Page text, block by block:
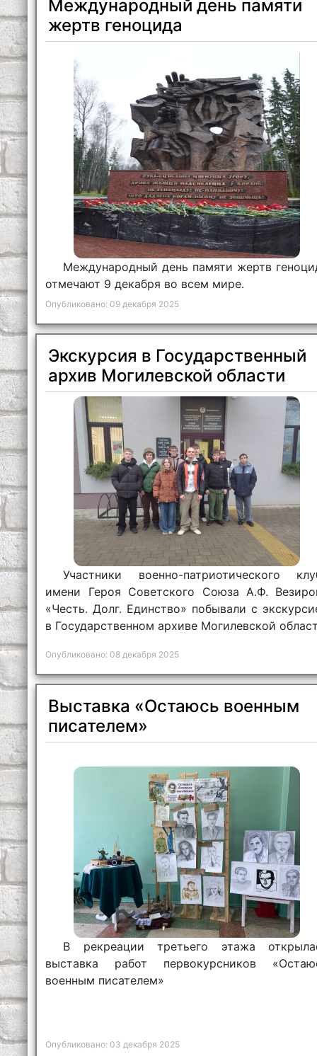
Международный день памяти
жертв геноцида
Международный день памяти жертв
отмечают 9 декабря во всем мире.
Опубликовано: 09 декабря 2025
Экскурсия в Государственный
архив Могилевской области
Участники военно-патриотического
имени Героя Советского Союза А.Ф.
«Честь. Долг. Единство» побывали с
в Государственном архиве Могилевской
Опубликовано: 08 декабря 2025
Выставка «Остаюсь военным
писателем»
В рекреации третьего этажа
выставка работ первокурсников
военным писателем»
Опубликовано: 03 декабря 2025